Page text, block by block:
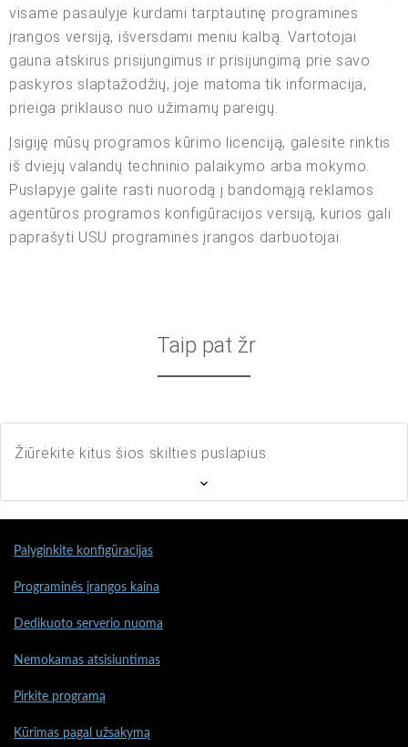
visame pasaulyje kurdami tarptautinę programinės
įrangos versiją, išversdami meniu kalbą. Vartotojai
gauna atskirus prisijungimus ir prisijungimą prie savo
paskyros slaptažodžių, joje matoma tik informacija,
prieiga priklauso nuo užimamų pareigų.
Įsigiję mūsų programos kūrimo licenciją, galėsite rinktis
iš dviejų valandų techninio palaikymo arba mokymo.
Puslapyje galite rasti nuorodą į bandomąją reklamos
agentūros programos konfigūracijos versiją, kurios gali
paprašyti USU programinės įrangos darbuotojai.
Taip pat žr
Žiūrėkite kitus šios skilties puslapius
Palyginkite konfigūracijas
Programinės įrangos kaina
Dedikuoto serverio nuoma
Nemokamas atsisiuntimas
Pirkite programą
Kūrimas pagal užsakymą